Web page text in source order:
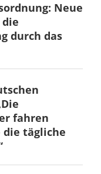
Neue
durch das
fahren
tägliche